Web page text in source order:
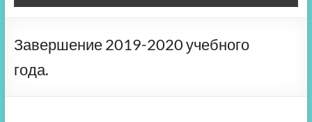
Завершение 2019-2020 учебного
года.